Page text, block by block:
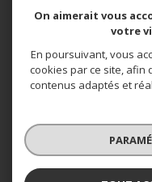
9
© 2026 | Tous droits
On aimerait vous
votre
En poursuivant, vous
cookies par ce site, afin
contenus adaptés et